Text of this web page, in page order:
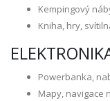
Kempingový
Kniha, hry,
Powerbanka,
Mapy, navigace